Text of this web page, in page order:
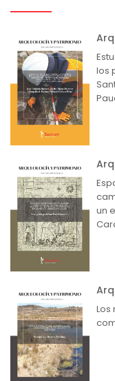
los
un